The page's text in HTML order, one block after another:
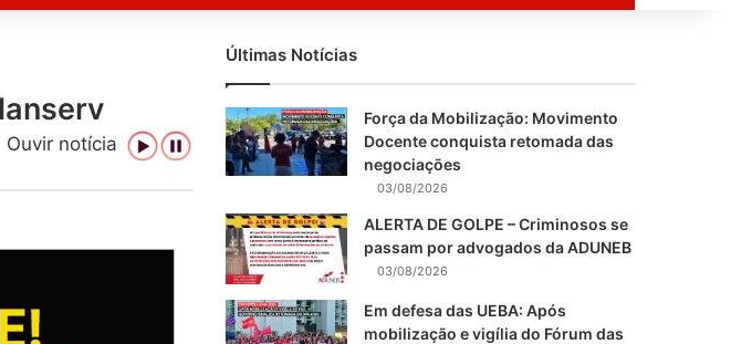
Ouvir notícia
Últimas Notícias
Força da Mobilização: Movimento
Docente conquista retomada das
negociações
03/08/2026
ALERTA DE GOLPE – Criminosos se
passam por advogados da ADUNEB
03/08/2026
Em defesa das UEBA: Após
mobilização e vigília do Fórum das